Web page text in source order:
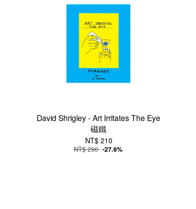
David Shrigley - Art Irritates The Eye
磁鐵
NT$ 210
NT$ 290 -27.6%